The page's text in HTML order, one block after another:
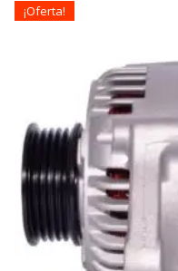
¡Oferta!